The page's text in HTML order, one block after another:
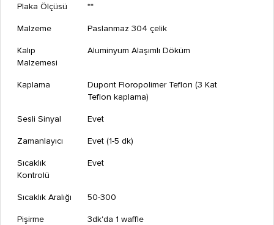
Plaka Ölçüsü **
Malzeme Paslanmaz 304 çelik
Kalıp
Malzemesi
Aluminyum Alaşımlı Döküm
Kaplama
Dupont Floropolimer Teflon (3 Kat
Teflon kaplama)
Sesli Sinyal Evet
Zamanlayıcı Evet (1-5 dk)
Sıcaklık
Kontrolü
Evet
Sıcaklık Aralığı 50-300
Pişirme
3dk'da 1 waffle